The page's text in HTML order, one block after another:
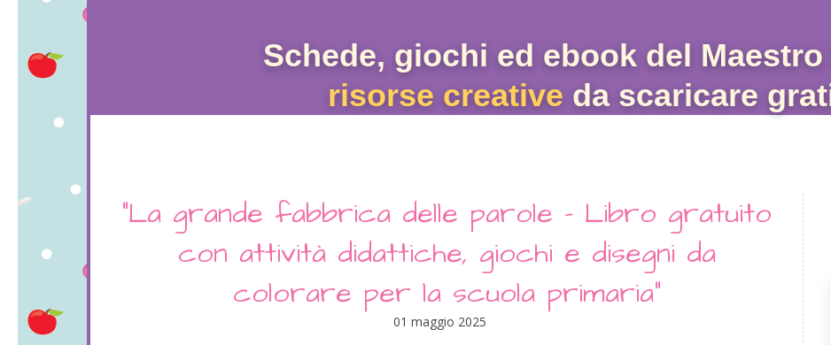
Schede, giochi ed ebook del Maestro
risorse creative da scaricare
"La grande fabbrica delle parole – Libro gratuito
con attività didattiche, giochi e disegni da
colorare per la scuola primaria"
01 maggio 2025